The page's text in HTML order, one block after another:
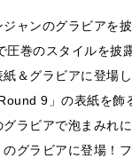
ャンのグラビアを
圧巻のスタイルを
＆グラビアに登場
9」の表紙を
ラビアで泡まみれ
グラビアに登場！